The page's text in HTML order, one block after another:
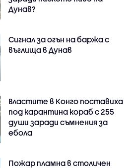
Дунав?
Сигнал за огън на баржа с
въглища в Дунав
Властите в Конго поставиха
под карантина кораб с 255
души заради съмнения за
ебола
Пожар пламна в столичен